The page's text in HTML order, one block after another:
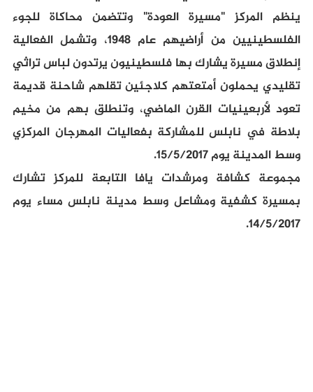
ينظم المركز "مسيرة العودة" وتتضمن محاكاة للجوء
الفلسطينيين من أراضيهم عام 1948، وتشمل الفعالية
إنطلاق مسيرة يشارك بها فلسطينيون يرتدون لباس تراثي
تقليدي يحملون أمتعتهم كلاجئين تقلهم شاحنة قديمة
تعود لأربعينيات القرن الماضي، وتنطلق بهم من مخيم
بلاطة في نابلس للمشاركة بفعاليات المهرجان المركزي
وسط المدينة يوم 15/5/2017.
مجموعة كشافة ومرشدات يافا التابعة للمركز تشارك
بمسيرة كشفية ومشاعل وسط مدينة نابلس مساء يوم
14/5/2017.